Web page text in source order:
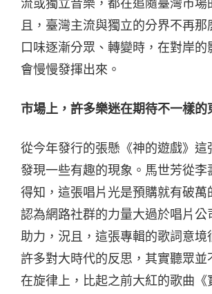
流或獨立音樂，都在追隨臺灣市場
且，臺灣主流與獨立的分界不再那
口味逐漸分眾、轉變時，在對岸的
會慢慢發揮出來。
市場上，許多樂迷在期待不一樣的
從今年發行的張懸《神的遊戲》這
發現一些有趣的現象。馬世芳從李
得知，這張唱片光是預購就有破萬
認為網路社群的力量大過於唱片公
助力，況且，這張專輯的歌詞意境
許多對大時代的反思，其實聽眾並
在旋律上，比起之前大紅的歌曲《